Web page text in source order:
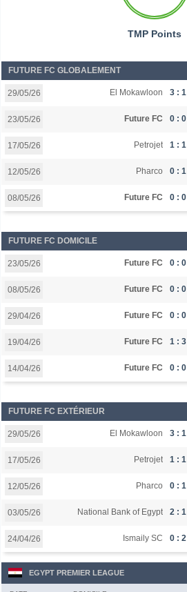
TMP Points
FUTURE FC GLOBALEMENT
29/05/26 El Mokawloon 3 : 1
23/05/26 Future FC 0 : 0
17/05/26 Petrojet 1 : 1
12/05/26 Pharco 0 : 1
08/05/26 Future FC 0 : 0
FUTURE FC DOMICILE
23/05/26 Future FC 0 : 0
08/05/26 Future FC 0 : 0
29/04/26 Future FC 0 : 0
19/04/26 Future FC 1 : 3
14/04/26 Future FC 0 : 0
FUTURE FC EXTÉRIEUR
29/05/26 El Mokawloon 3 : 1
17/05/26 Petrojet 1 : 1
12/05/26 Pharco 0 : 1
03/05/26 National Bank of Egypt 2 : 1
24/04/26 Ismaily SC 0 : 2
EGYPT PREMIER LEAGUE